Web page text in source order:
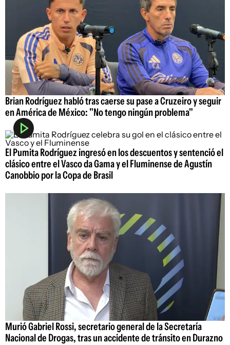
Brian Rodríguez habló tras caerse su pase a Cruzeiro y seguir
en América de México: "No tengo ningún problema"
El Pumita Rodríguez ingresó en los descuentos y sentenció el
clásico entre el Vasco da Gama y el Fluminense de Agustín
Canobbio por la Copa de Brasil
Murió Gabriel Rossi, secretario general de la Secretaría
Nacional de Drogas, tras un accidente de tránsito en Durazno